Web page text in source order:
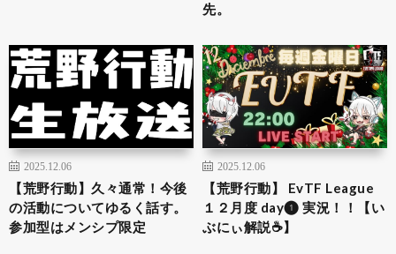
先。
2025.12.06
【荒野行動】久々通常！今後
の活動についてゆるく話す。
参加型はメンシプ限定
2025.12.06
【荒野行動】 EvTF League
１２月度 day❶ 実況！！【い
ぶにぃ解説☕️】